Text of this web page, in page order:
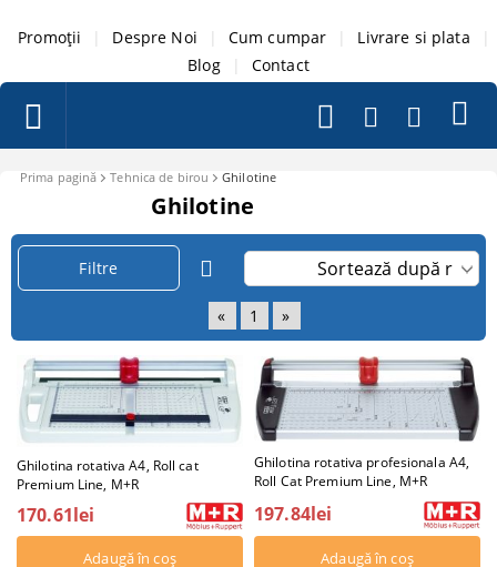
Promoții Despre Noi Cum cumpar Livrare si plata
Blog
Contact
Prima pagină Tehnica de birou Ghilotine
Ghilotine
Filtre
« 1 »
Ghilotina rotativa A4, Roll cat
Premium Line, M+R
170.61lei
Ghilotina rotativa profesionala A4,
Roll Cat Premium Line, M+R
197.84lei